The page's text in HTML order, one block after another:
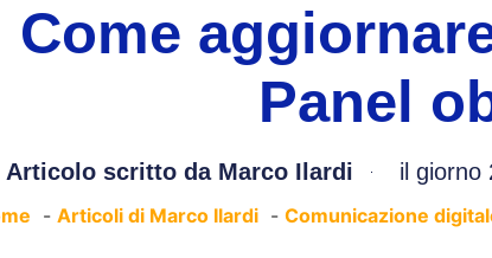
Come
Panel
Articolo scritto daMarco Ilardi il giorno
Articoli di Marco Ilardi Comunicazione